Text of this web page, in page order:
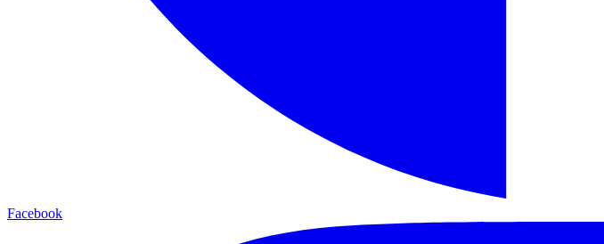
Facebook